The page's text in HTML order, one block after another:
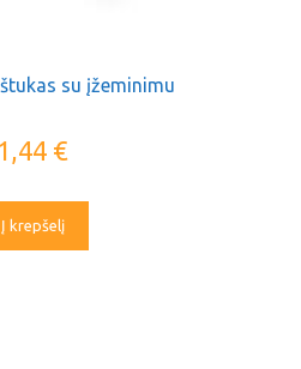
su įžeminimu
1,44 €
Į krepšelį